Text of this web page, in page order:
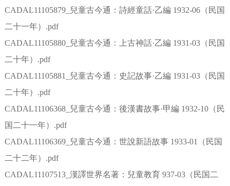
CADAL11105879_兒童古今通：詩經童話·乙編 1932-06（民国
二十一年）.pdf
CADAL11105880_兒童古今通：上古神話·乙編 1931-03（民国
二十年）.pdf
CADAL11105881_兒童古今通：史記故事·乙編 1931-03（民国
二十年）.pdf
CADAL11106368_兒童古今通：後漢書故事·甲編 1932-10（民
国二十一年）.pdf
CADAL11106369_兒童古今通：世說新語故事 1933-01（民国
二十二年）.pdf
CADAL11107513_漢譯世界名著：兒童教育 937-03（民国二